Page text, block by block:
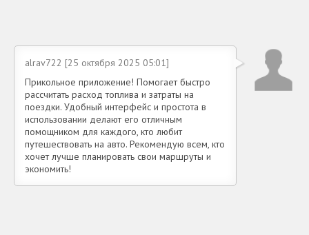
alrav722 [25 октября 2025 05:01]
Прикольное приложение! Помогает быстро
рассчитать расход топлива и затраты на
поездки. Удобный интерфейс и простота в
использовании делают его отличным
помощником для каждого, кто любит
путешествовать на авто. Рекомендую всем, кто
хочет лучше планировать свои маршруты и
экономить!